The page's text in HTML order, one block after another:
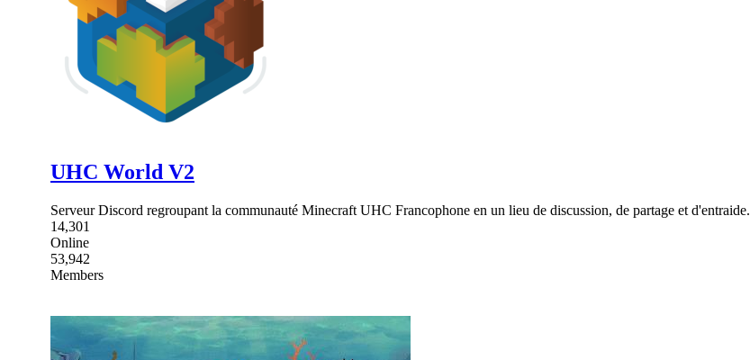
UHC World V2
Serveur Discord regroupant la communauté Minecraft UHC Francophone en un lieu de discussion, de partage et d'entraide.
14,301
Online
53,942
Members